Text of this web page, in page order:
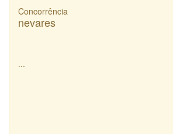
Concorrência
nevares
...